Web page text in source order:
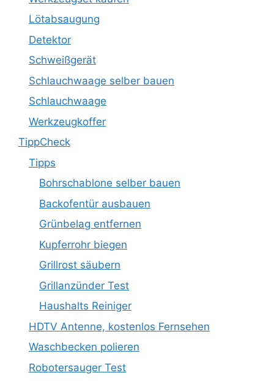
Lötabsaugung
Detektor
Schweißgerät
Schlauchwaage selber bauen
Schlauchwaage
Werkzeugkoffer
TippCheck
Tipps
Bohrschablone selber bauen
Backofentür ausbauen
Grünbelag entfernen
Kupferrohr biegen
Grillrost säubern
Grillanzünder Test
Haushalts Reiniger
HDTV Antenne, kostenlos Fernsehen
Waschbecken polieren
Robotersauger Test